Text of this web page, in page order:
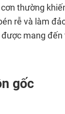
thường
rễ và làm
mang
gốc